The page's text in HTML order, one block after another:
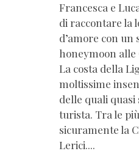
Francesca e
di raccontare la
d’amore con un
honeymoon
La costa della
moltissime
delle quali quasi
turista. Tra le più
sicuramente la
Lerici....